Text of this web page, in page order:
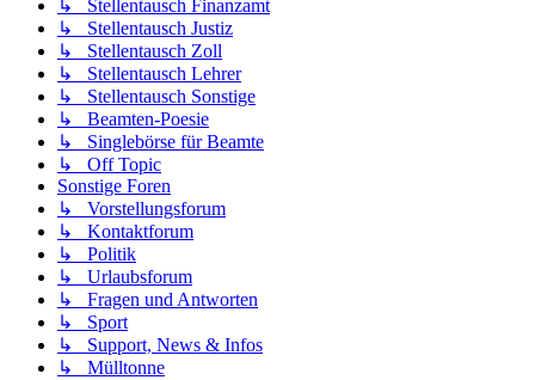
↳ Stellentausch Finanzamt
↳ Stellentausch Justiz
↳ Stellentausch Zoll
↳ Stellentausch Lehrer
↳ Stellentausch Sonstige
↳ Beamten-Poesie
↳ Singlebörse für Beamte
↳ Off Topic
Sonstige Foren
↳ Vorstellungsforum
↳ Kontaktforum
↳ Politik
↳ Urlaubsforum
↳ Fragen und Antworten
↳ Sport
↳ Support, News & Infos
↳ Mülltonne